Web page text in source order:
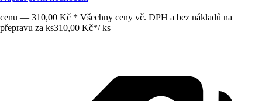
cenu — 310,00 Kč * Všechny ceny vč. DPH a bez nákladů na
přepravu za ks310,00 Kč*/ ks